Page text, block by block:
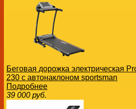
Беговая дорожка электрическая
230 с автонаклоном sportsman
Подробнее
39 000 руб.